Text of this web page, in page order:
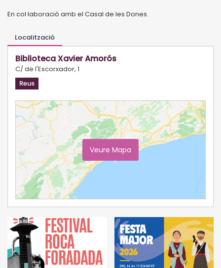
En col·laboració amb el Casal de les Dones.
Localització
Biblioteca Xavier Amorós
C/ de l'Escorxador, 1
Reus
Veure Mapa